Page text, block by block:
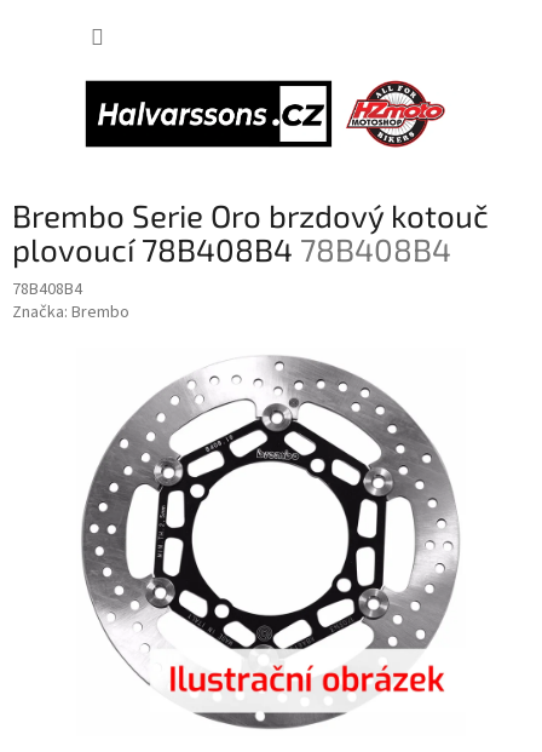
Brembo Serie Oro brzdový kotouč
plovoucí 78B408B4 78B408B4
78B408B4
Značka: Brembo